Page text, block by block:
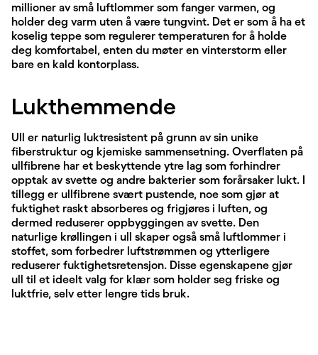
millioner av små luftlommer som fanger varmen, og
holder deg varm uten å være tungvint. Det er som å ha et
koselig teppe som regulerer temperaturen for å holde
deg komfortabel, enten du møter en vinterstorm eller
bare en kald kontorplass.
Lukthemmende
Ull er naturlig luktresistent på grunn av sin unike
fiberstruktur og kjemiske sammensetning. Overflaten på
ullfibrene har et beskyttende ytre lag som forhindrer
opptak av svette og andre bakterier som forårsaker lukt. I
tillegg er ullfibrene svært pustende, noe som gjør at
fuktighet raskt absorberes og frigjøres i luften, og
dermed reduserer oppbyggingen av svette. Den
naturlige krøllingen i ull skaper også små luftlommer i
stoffet, som forbedrer luftstrømmen og ytterligere
reduserer fuktighetsretensjon. Disse egenskapene gjør
ull til et ideelt valg for klær som holder seg friske og
luktfrie, selv etter lengre tids bruk.